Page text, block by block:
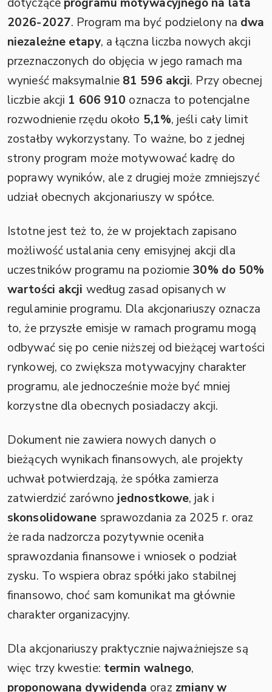
2026-2027. Program ma być podzielony na dwa
niezależne etapy, a łączna liczba nowych akcji
przeznaczonych do objęcia w jego ramach ma
wynieść maksymalnie 81 596 akcji. Przy obecnej
liczbie akcji 1 606 910 oznacza to potencjalne
rozwodnienie rzędu około 5,1%, jeśli cały limit
zostałby wykorzystany. To ważne, bo z jednej
strony program może motywować kadrę do
poprawy wyników, ale z drugiej może zmniejszyć
udział obecnych akcjonariuszy w spółce.
Istotne jest też to, że w projektach zapisano
możliwość ustalania ceny emisyjnej akcji dla
uczestników programu na poziomie 30% do 50%
wartości akcji według zasad opisanych w
regulaminie programu. Dla akcjonariuszy oznacza
to, że przyszłe emisje w ramach programu mogą
odbywać się po cenie niższej od bieżącej wartości
rynkowej, co zwiększa motywacyjny charakter
programu, ale jednocześnie może być mniej
korzystne dla obecnych posiadaczy akcji.
Dokument nie zawiera nowych danych o
bieżących wynikach finansowych, ale projekty
uchwał potwierdzają, że spółka zamierza
zatwierdzić zarówno jednostkowe, jak i
skonsolidowane sprawozdania za 2025 r. oraz
że rada nadzorcza pozytywnie oceniła
sprawozdania finansowe i wniosek o podział
zysku. To wspiera obraz spółki jako stabilnej
finansowo, choć sam komunikat ma głównie
charakter organizacyjny.
Dla akcjonariuszy praktycznie najważniejsze są
więc trzy kwestie: termin walnego,
proponowana dywidenda oraz zmiany w